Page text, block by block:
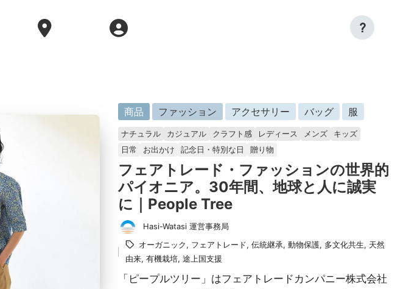
?
に
掲
載
済
み
商品 ファッション アクセサリー バッグ 服
ナチュラル カジュアル クラフト感 レディース メンズ
キッズ
日常
お出かけ 記念日・特別な日 贈り物
フェアトレード・ファッションの世界的
パイオニア。30年間、地球と人に誠実
に｜People Tree
投
稿
Hasi-Watasi 運営事務局
タ
グ：オーガニック, フェアトレード, 伝統継承, 動物保護, 多文化共生, 天然
由来, 有機栽培, 途上国支援
「ピープルツリー」はフェアトレードカンパニー株式会社